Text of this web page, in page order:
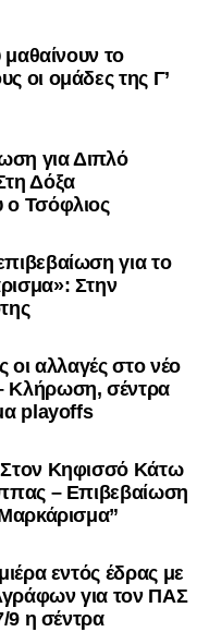
μαθαίνουν το
οι ομάδες της Γ’
για Διπλό
Δόξα
ο Τσόφλιος
για το
Στην
οι αλλαγές στο νέο
Κλήρωση, σέντρα
playoffs
Κηφισσό Κάτω
– Επιβεβαίωση
εντός έδρας με
για τον ΠΑΣ
9 η σέντρα